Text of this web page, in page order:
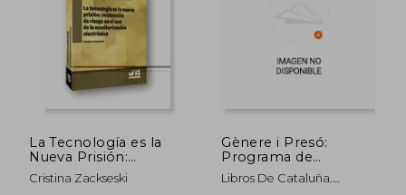
La Tecnología es la
Nueva Prisión:
Evaluación de Riesgo
en el uso de la
Cristina Zackseski
Gènere i Presó:
Programa de
Perspectiva i Equitat
de Gènere en L'àmbit
Libros De Cataluña.